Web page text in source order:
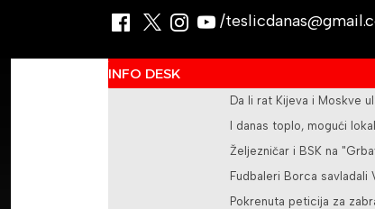
/
INFO DESK
Da li rat Kijeva i Moskve
I danas toplo, mogući
Željezničar i BSK na
Fudbaleri Borca savladali
Pokrenuta peticija za